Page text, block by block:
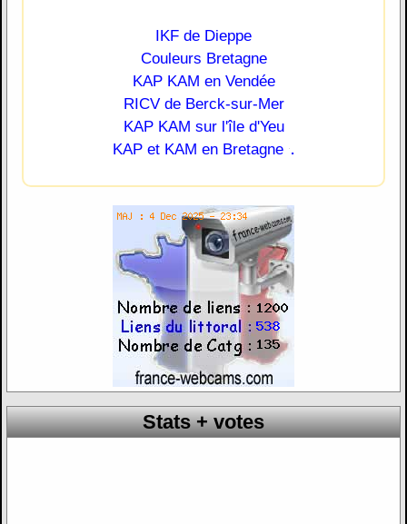
IKF de Dieppe
Couleurs Bretagne
KAP KAM en Vendée
RICV de Berck-sur-Mer
KAP KAM sur l'île d'Yeu
KAP et KAM en Bretagne .
Stats + votes